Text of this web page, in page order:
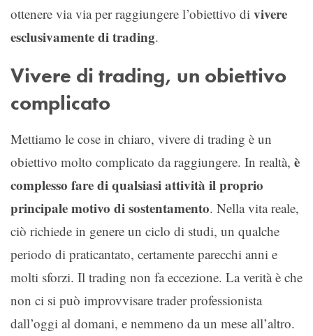
ottenere via via per raggiungere l’obiettivo di vivere
esclusivamente di trading.
Vivere di trading, un obiettivo
complicato
Mettiamo le cose in chiaro, vivere di trading è un
obiettivo molto complicato da raggiungere. In realtà, è
complesso fare di qualsiasi attività il proprio
principale motivo di sostentamento. Nella vita reale,
ciò richiede in genere un ciclo di studi, un qualche
periodo di praticantato, certamente parecchi anni e
molti sforzi. Il trading non fa eccezione. La verità è che
non ci si può improvvisare trader professionista
dall’oggi al domani, e nemmeno da un mese all’altro.